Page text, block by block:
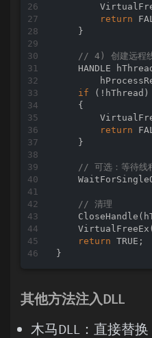
return
    }
// 4) 创建远程
HANDLE
if (!hThread)
    {
return
    }
// 可选：等待线
// 清理
return TRUE;
其他方法注入DLL
木马DLL：直接替